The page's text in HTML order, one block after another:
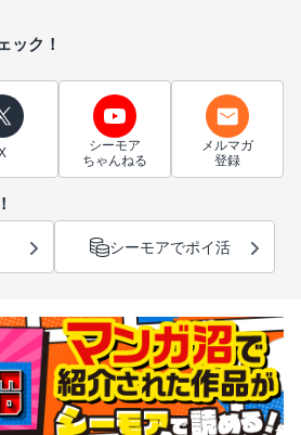
ック！
シーモア
ちゃんねる
メルマガ
登録
シーモアでポイ活